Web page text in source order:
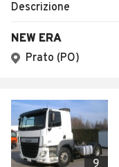
Descrizione
NEW ERA
Prato (PO)
9